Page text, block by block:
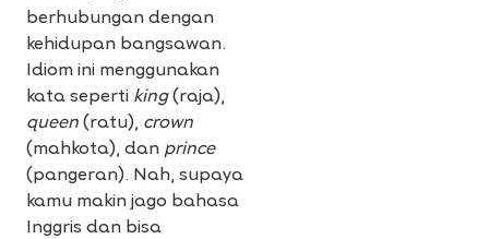
berhubungan dengan
kehidupan bangsawan.
Idiom ini menggunakan
kata seperti king(raja),
queen (ratu), crown
(mahkota), dan prince
(pangeran). Nah, supaya
kamu makin jago bahasa
Inggris dan bisa